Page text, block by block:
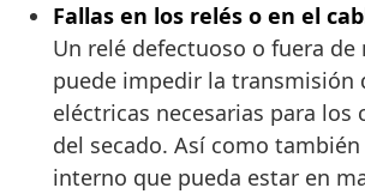
Fallas en los relés o en el
Un relé defectuoso o fuera
puede impedir la transmisión
eléctricas necesarias para los
del secado. Así como
interno que pueda estar en